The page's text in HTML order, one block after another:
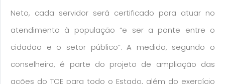
Neto, cada servidor será certificado para atuar no
atendimento à população “e ser a ponte entre o
cidadão e o setor público”. A medida, segundo o
conselheiro, é parte do projeto de ampliação das
ações do TCE para todo o Estado, além do exercício